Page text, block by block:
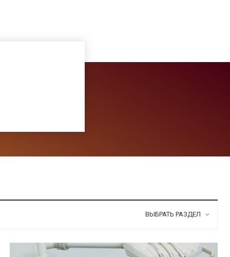
ВЫБРАТЬ РАЗДЕЛ